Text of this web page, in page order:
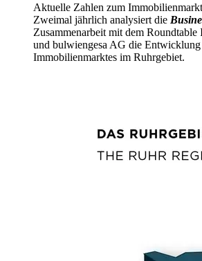
Aktuelle Zahlen zum
Zweimal jährlich analysiert die
Zusammenarbeit mit dem
und bulwiengesa AG die Entwicklung
Immobilienmarktes im Ruhrgebiet.